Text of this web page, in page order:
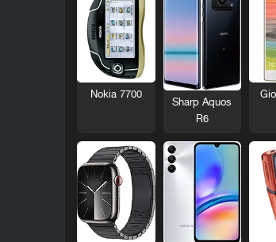
Sharp Aquos
R6
Nokia 7700